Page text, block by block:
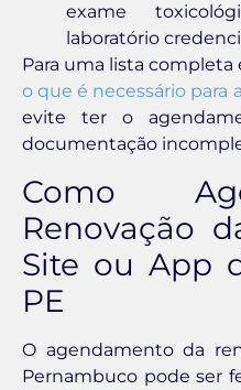
exame
laboratório
Para uma lista completa
o que é necessário para
evite ter o
documentação
Como
Renovação
Site ou App
PE
O agendamento da
Pernambuco pode ser